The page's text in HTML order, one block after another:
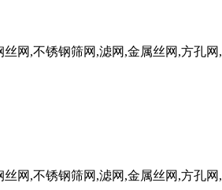
网,不锈钢筛网,滤网,金属丝网,方孔网
网,不锈钢筛网,滤网,金属丝网,方孔网